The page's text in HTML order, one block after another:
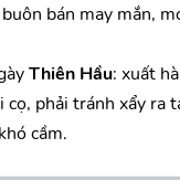
bán may mắn,
Thiên Hầu: xuất
cọ, phải tránh xẩy ra
cầm.